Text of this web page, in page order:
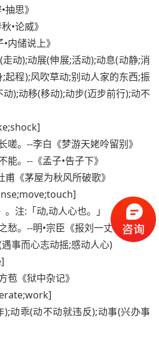
思》
•论威》
内储说上》
动);动展(伸展;活动);动息(动静;消
起程);风吹草动;别动人家的东西;振
);动移(移动);动步(迈步前行);动不
嗟。--李白《梦游天姥呤留别》
能。--《孟子•告子下》
《茅屋为秋风所破歌》
注:「动,动人心也。」
愁。--明•宗臣《报刘一丈书》
事而心志动摇;感动人心)
苞《狱中杂记》
动乖(动不动就违反);动事(兴办事